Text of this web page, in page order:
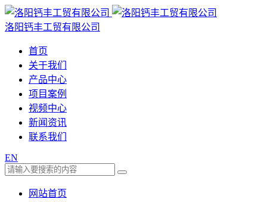
洛阳钙丰工贸有限公司
首页
关于我们
产品中心
项目案例
视频中心
新闻资讯
联系我们
EN
网站首页